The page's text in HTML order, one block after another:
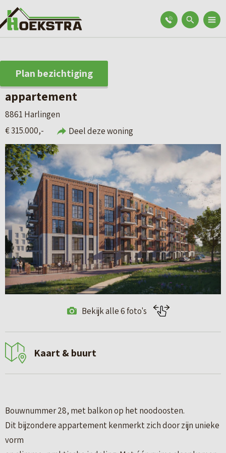
Plan bezichtiging
appartement
8861 Harlingen
€ 315.000,-
Deel deze woning
Bekijk alle 6 foto's
Kaart & buurt
Bouwnummer 28, met balkon op het noodoosten.
Dit bijzondere appartement kenmerkt zich door zijn unieke
vorm